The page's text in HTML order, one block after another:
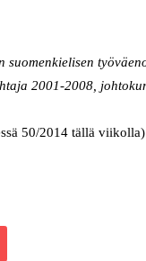
2001-2008,
50/2014 tällä viikolla)